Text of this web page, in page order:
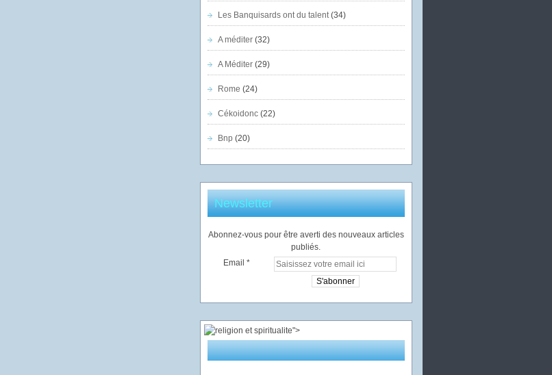
Les Banquisards ont du talent(34)
A méditer(32)
A Méditer(29)
Rome (24)
Cékoidonc(22)
Bnp (20)
Newsletter
Abonnez-vous pour être averti des nouveaux articles
publiés.
Email
">